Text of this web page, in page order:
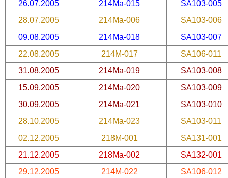
26.07.2005
214Ma-015
SA103-005
28.07.2005
214Ma-006
SA103-006
09.08.2005
214Ma-018
SA103-007
22.08.2005
214M-017
SA106-011
31.08.2005
214Ma-019
SA103-008
15.09.2005
214Ma-020
SA103-009
30.09.2005
214Ma-021
SA103-010
28.10.2005
214Ma-023
SA103-011
02.12.2005
218M-001
SA131-001
21.12.2005
218Ma-002
SA132-001
29.12.2005
214M-022
SA106-012